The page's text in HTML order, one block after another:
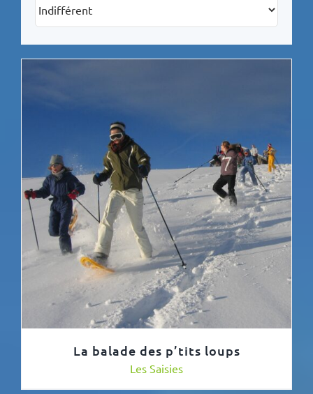
La balade des p’tits loups
Les Saisies